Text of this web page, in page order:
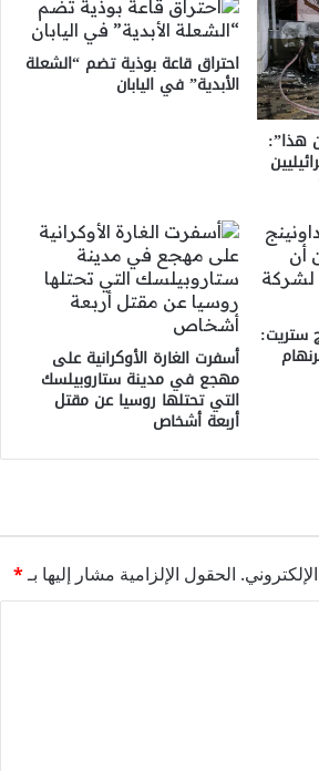
هذا”:
احتراق قاعة بوذية تضم “الشعلة
الأبدية” في اليابان
ستريت:
أسفرت الغارة الأوكرانية على
مهجع في مدينة ستاروبيلسك
التي تحتلها روسيا عن مقتل
أربعة أشخاص
الحقول الإلزامية مشار إليها بـ*